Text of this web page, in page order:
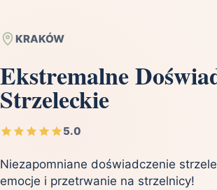
KRAKÓW
Ekstremalne
Strzeleckie
5.0
Niezapomniane doświadczenie
emocje i przetrwanie na strzelnicy!